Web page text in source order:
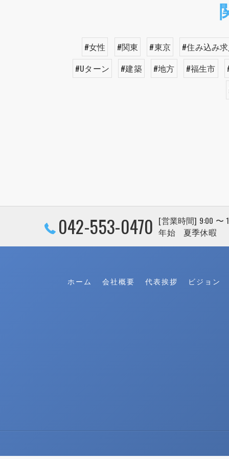
#女性 #関東 #東京 #住み込み求
#Uターン
#建築 #地方 #福生市
042-553-0470 [営業時間] 9:00
年始 夏季休暇
ホーム 会社概要 代表挨拶 ビジョン